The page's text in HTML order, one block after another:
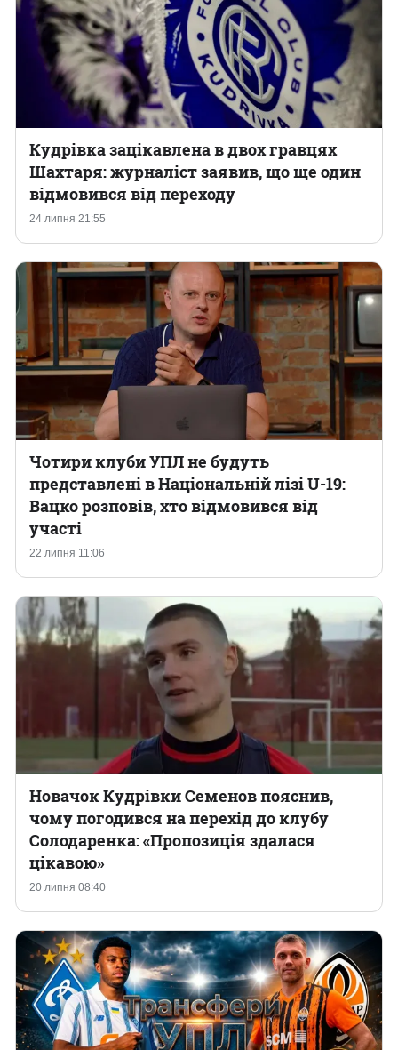
24 липня 21:55
Кудрівка зацікавлена в двох гравцях
Шахтаря: журналіст заявив, що ще один
відмовився від переходу
22 липня 11:06
Чотири клуби УПЛ не будуть
представлені в Національній лізі U-19:
Вацко розповів, хто відмовився від
участі
20 липня 08:40
Новачок Кудрівки Семенов пояснив,
чому погодився на перехід до клубу
Солодаренка: «Пропозиція здалася
цікавою»